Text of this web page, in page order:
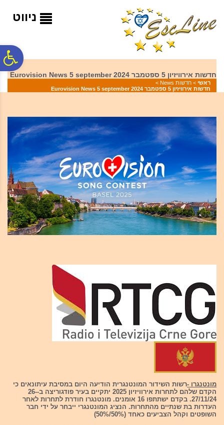
המרכזי
ניווט
חדשות אירוויזיון 5 ספטמבר 2024 Eurovision News 5 september
ראשי > חדשות News
>
חדשות אירוויזיון 5 ספטמבר 2024 Eurovision News 5 september
מונטנגרו -רשות השידור המונטנגרית הודיעה היום במסיבת עיתונאים כי
הקדם שלהם לתחרות אירוויזיון 2025 יתקיים בעיר פודגוריצה ב-26-
27/11/24. בקדם ישתתפו 16 אומנים. מונטנגרו חודרת לתחרות לאחר
העדרות בת שנתיים מהתחרות. הנציג המונטנגרי ייבחר על ידי חבר
השופטים וקהל הצביעים כאחד (50%/50%)